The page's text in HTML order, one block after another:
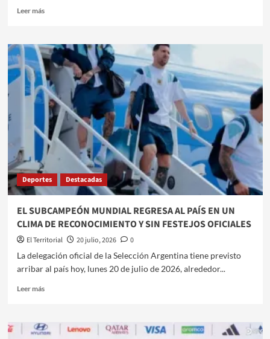
Leer másLeer
EL
REGRESO
DE
LA
SELECCIÓN
Y
LA
INCERTIDUMBRE
DE
SCALONI
MARCAN
LA
AGENDA
NACIONAL
EL
DÍA
DEL
Deportes Destacadas
EL SUBCAMPEÓN MUNDIAL REGRESA AL PAÍS EN UN
CLIMA DE RECONOCIMIENTO Y SIN FESTEJOS OFICIALES
El Territorial 20 julio, 2026
0
La delegación oficial de la Selección Argentina tiene previsto
arribar al país hoy, lunes 20 de julio de 2026, alrededor...
Leer másLeer
EL
SUBCAMPEÓN